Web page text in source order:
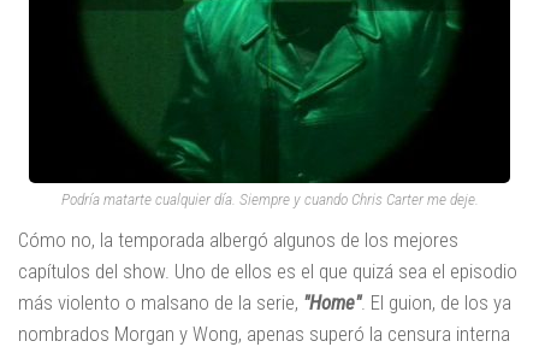
Podría matarte cualquier día. Siempre y cuando Chris Carter me deje.
Cómo no, la temporada albergó algunos de los mejores
capítulos del show. Uno de ellos es el que quizá sea el episodio
más violento o malsano de la serie, "Home". El guion, de los ya
nombrados Morgan y Wong, apenas superó la censura interna